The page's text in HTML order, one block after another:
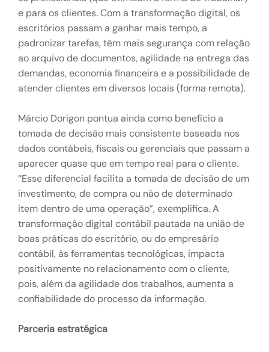
e para os clientes. Com a transformação digital, os
escritórios passam a ganhar mais tempo, a
padronizar tarefas, têm mais segurança com relação
ao arquivo de documentos, agilidade na entrega das
demandas, economia financeira e a possibilidade de
atender clientes em diversos locais (forma remota).
Márcio Dorigon pontua ainda como benefício a
tomada de decisão mais consistente baseada nos
dados contábeis, fiscais ou gerenciais que passam a
aparecer quase que em tempo real para o cliente.
“Esse diferencial facilita a tomada de decisão de um
investimento, de compra ou não de determinado
item dentro de uma operação”, exemplifica. A
transformação digital contábil pautada na união de
boas práticas do escritório, ou do empresário
contábil, às ferramentas tecnológicas, impacta
positivamente no relacionamento com o cliente,
pois, além da agilidade dos trabalhos, aumenta a
confiabilidade do processo da informação.
Parceria estratégica